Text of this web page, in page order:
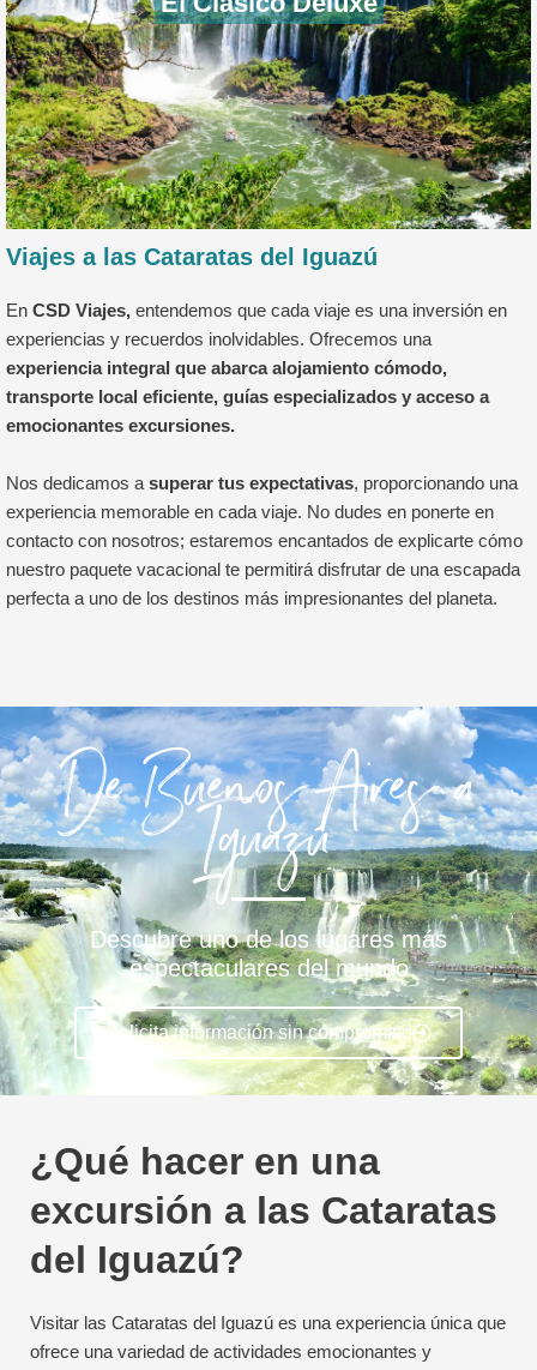
Viajes a las Cataratas del Iguazú
En CSD Viajes, entendemos que cada viaje es una inversión en
experiencias y recuerdos inolvidables. Ofrecemos una
experiencia integral que abarca alojamiento cómodo,
transporte local eficiente, guías especializados y acceso a
emocionantes excursiones.
Nos dedicamos a superar tus expectativas, proporcionando una
experiencia memorable en cada viaje. No dudes en ponerte en
contacto con nosotros; estaremos encantados de explicarte cómo
nuestro paquete vacacional te permitirá disfrutar de una escapada
perfecta a uno de los destinos más impresionantes del planeta.
De Buenos Aires a
Iguazú
Descubre uno de los lugares más
espectaculares del mundo
Solicita información sin compromiso
¿Qué hacer en una
excursión a las Cataratas
del Iguazú?
Visitar las Cataratas del Iguazú es una experiencia única que
ofrece una variedad de actividades emocionantes y